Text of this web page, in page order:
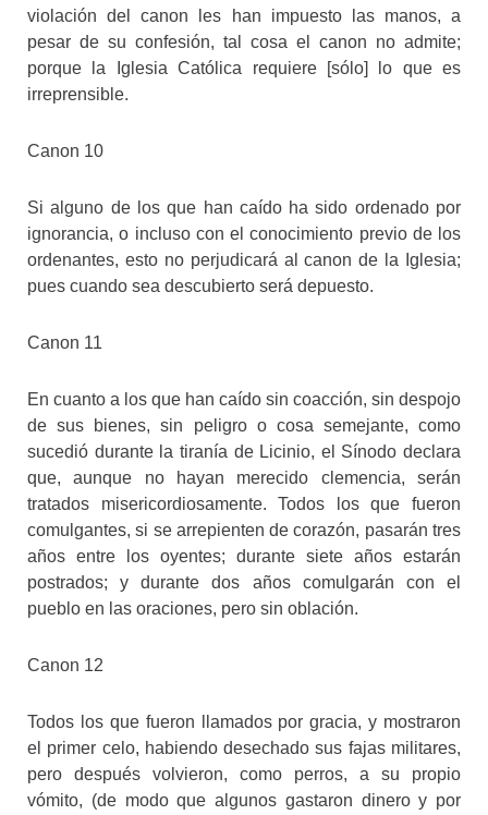
violación del canon les han impuesto las manos, a
pesar de su confesión, tal cosa el canon no admite;
porque la Iglesia Católica requiere [sólo] lo que es
irreprensible.
Canon 10
Si alguno de los que han caído ha sido ordenado por
ignorancia, o incluso con el conocimiento previo de los
ordenantes, esto no perjudicará al canon de la Iglesia;
pues cuando sea descubierto será depuesto.
Canon 11
En cuanto a los que han caído sin coacción, sin despojo
de sus bienes, sin peligro o cosa semejante, como
sucedió durante la tiranía de Licinio, el Sínodo declara
que, aunque no hayan merecido clemencia, serán
tratados misericordiosamente. Todos los que fueron
comulgantes, si se arrepienten de corazón, pasarán tres
años entre los oyentes; durante siete años estarán
postrados; y durante dos años comulgarán con el
pueblo en las oraciones, pero sin oblación.
Canon 12
Todos los que fueron llamados por gracia, y mostraron
el primer celo, habiendo desechado sus fajas militares,
pero después volvieron, como perros, a su propio
vómito, (de modo que algunos gastaron dinero y por